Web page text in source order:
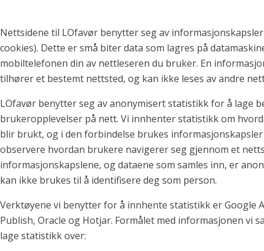
Nettsidene til LOfavør benytter seg av
cookies). Dette er små biter data som lagres på
mobiltelefonen din av nettleseren du bruker. En
tilhører et bestemt nettsted, og kan ikke leses av andre
LOfavør benytter seg av anonymisert statistikk for å lage
brukeropplevelser på nett. Vi innhenter statistikk om
blir brukt, og i den forbindelse brukes
observere hvordan brukere navigerer seg gjennom et
informasjonskapslene, og dataene som samles inn, er
kan ikke brukes til å identifisere deg som person.
Verktøyene vi benytter for å innhente statistikk er Google
Publish, Oracle og Hotjar. Formålet med informasjonen vi
lage statistikk over: